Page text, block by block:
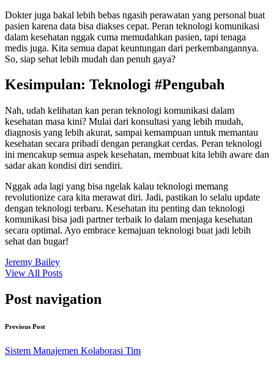
Dokter juga bakal lebih bebas ngasih perawatan yang personal buat
pasien karena data bisa diakses cepat. Peran teknologi komunikasi
dalam kesehatan nggak cuma memudahkan pasien, tapi tenaga
medis juga. Kita semua dapat keuntungan dari perkembangannya.
So, siap sehat lebih mudah dan penuh gaya?
Kesimpulan: Teknologi #Pengubah
Nah, udah kelihatan kan peran teknologi komunikasi dalam
kesehatan masa kini? Mulai dari konsultasi yang lebih mudah,
diagnosis yang lebih akurat, sampai kemampuan untuk memantau
kesehatan secara pribadi dengan perangkat cerdas. Peran teknologi
ini mencakup semua aspek kesehatan, membuat kita lebih aware dan
sadar akan kondisi diri sendiri.
Nggak ada lagi yang bisa ngelak kalau teknologi memang
revolutionize cara kita merawat diri. Jadi, pastikan lo selalu update
dengan teknologi terbaru. Kesehatan itu penting dan teknologi
komunikasi bisa jadi partner terbaik lo dalam menjaga kesehatan
secara optimal. Ayo embrace kemajuan teknologi buat jadi lebih
sehat dan bugar!
Jeremy Bailey
View All Posts
Post navigation
Previous Post
Sistem Manajemen Kolaborasi Tim